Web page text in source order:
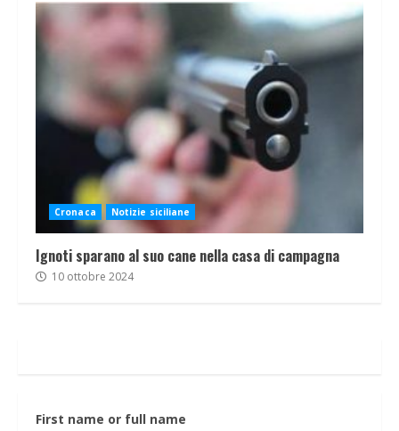
Cronaca Notizie siciliane
Ignoti sparano al suo cane nella casa di campagna
10 ottobre 2024
First name or full name